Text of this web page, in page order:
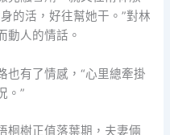
的活，好往幫她干。”對林
動人的情話。
也有了情感，“心里總牽掛
。”
桐樹正值落葉期，夫妻倆